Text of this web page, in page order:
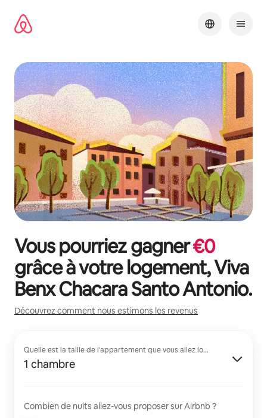
directement
Vous pourriez gagner€0
grâce à votre logement,Viva
Benx Chacara Santo Antonio.
Découvrez comment nous estimons les revenus
Quelle est la taille de l'appartement que vous allez louer ?
1 chambre
Combien de nuits allez-vous proposer sur Airbnb ?